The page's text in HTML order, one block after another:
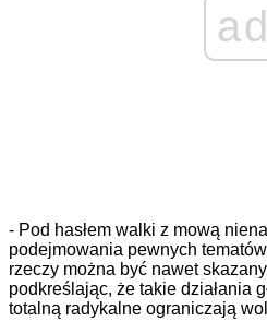
ad
- Pod hasłem walki z mową
podejmowania pewnych
rzeczy można być nawet
podkreślając, że takie działania
totalną radykalne ograniczają